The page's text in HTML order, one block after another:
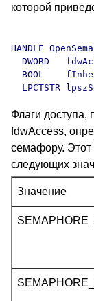
которой
HANDLE
DWORD
BOOL
Флаги доступа,
fdwAccess,
семафору.
следующих
Значение